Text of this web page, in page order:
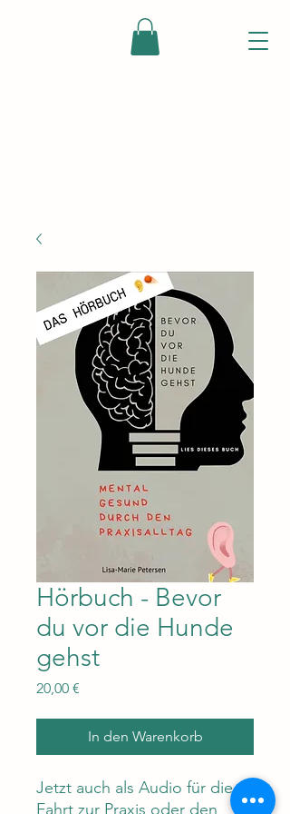
Hörbuch - Bevor
du vor die Hunde
gehst
20,00 €
In den Warenkorb
Jetzt auch als Audio für die
Fahrt zur Praxis oder den